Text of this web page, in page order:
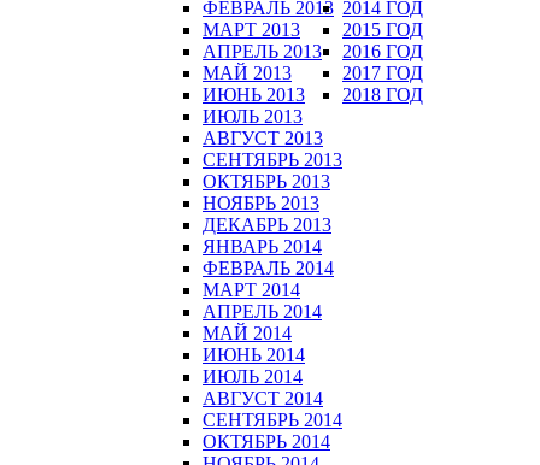
ФЕВРАЛЬ 2013
МАРТ 2013
АПРЕЛЬ 2013
МАЙ 2013
ИЮНЬ 2013
ИЮЛЬ 2013
АВГУСТ 2013
СЕНТЯБРЬ 2013
ОКТЯБРЬ 2013
НОЯБРЬ 2013
ДЕКАБРЬ 2013
2014 ГОД
ЯНВАРЬ 2014
ФЕВРАЛЬ 2014
МАРТ 2014
АПРЕЛЬ 2014
МАЙ 2014
ИЮНЬ 2014
ИЮЛЬ 2014
АВГУСТ 2014
СЕНТЯБРЬ 2014
ОКТЯБРЬ 2014
2015 ГОД
2016 ГОД
2017 ГОД
2018 ГОД